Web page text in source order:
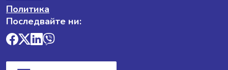
Политика
Последвайте ни: